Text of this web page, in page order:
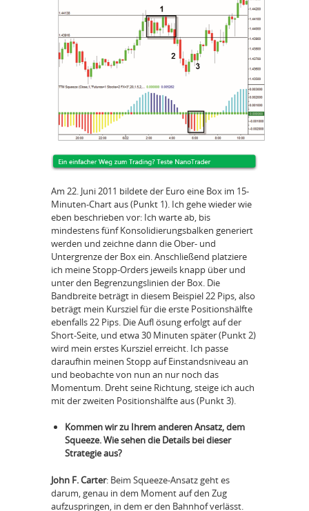
Am 22. Juni 2011 bildete der Euro eine Box im 15-
Minuten-Chart aus (Punkt 1). Ich gehe wieder wie
eben beschrieben vor: Ich warte ab, bis
mindestens fünf Konsolidierungsbalken generiert
werden und zeichne dann die Ober- und
Untergrenze der Box ein. Anschließend platziere
ich meine Stopp-Orders jeweils knapp über und
unter den Begrenzungslinien der Box. Die
Bandbreite beträgt in diesem Beispiel 22 Pips, also
beträgt mein Kursziel für die erste Positionshälfte
ebenfalls 22 Pips. Die Aufl ösung erfolgt auf der
Short-Seite, und etwa 30 Minuten später (Punkt 2)
wird mein erstes Kursziel erreicht. Ich passe
daraufhin meinen Stopp auf Einstandsniveau an
und beobachte von nun an nur noch das
Momentum. Dreht seine Richtung, steige ich auch
mit der zweiten Positionshälfte aus (Punkt 3).
Kommen wir zu Ihrem anderen Ansatz, dem
Squeeze. Wie sehen die Details bei dieser
Strategie aus?
John F. Carter: Beim Squeeze-Ansatz geht es
darum, genau in dem Moment auf den Zug
aufzuspringen, in dem er den Bahnhof verlässt.